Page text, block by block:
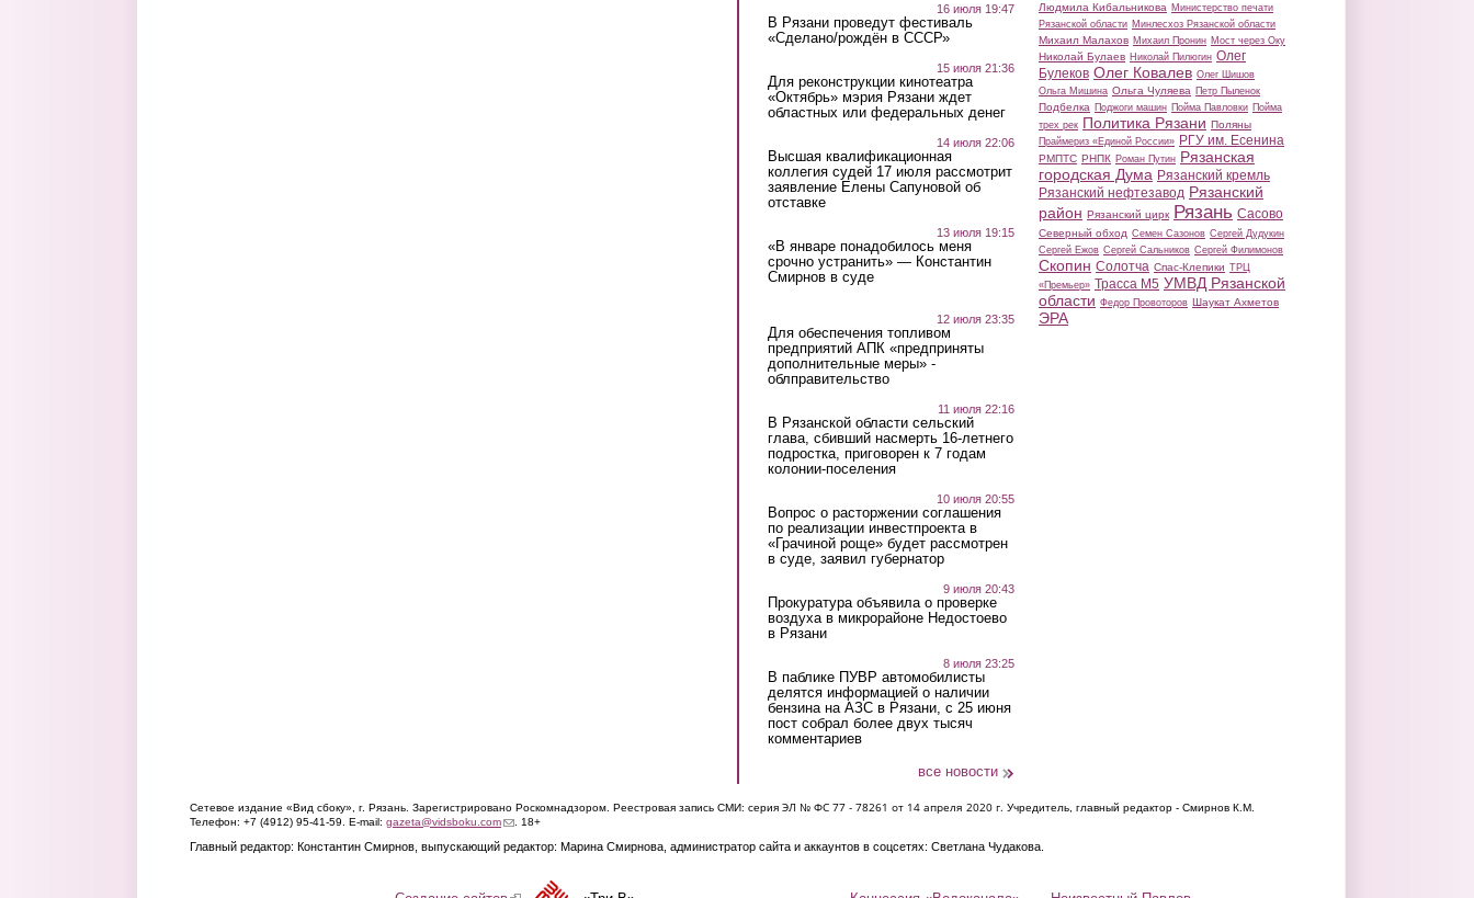
16 июля 19:47
В Рязани проведут фестиваль
«Сделано/рождён в СССР»
15 июля 21:36
Для реконструкции кинотеатра
«Октябрь» мэрия Рязани ждет
областных или федеральных денег
14 июля 22:06
Высшая квалификационная
коллегия судей 17 июля рассмотрит
заявление Елены Сапуновой об
отставке
13 июля 19:15
«В январе понадобилось меня
срочно устранить» — Константин
Смирнов в суде
12 июля 23:35
Для обеспечения топливом
предприятий АПК «предприняты
дополнительные меры» -
облправительство
11 июля 22:16
В Рязанской области сельский
глава, сбивший насмерть 16-летнего
подростка, приговорен к 7 годам
колонии-поселения
10 июля 20:55
Вопрос о расторжении соглашения
по реализации инвестпроекта в
«Грачиной роще» будет рассмотрен
в суде, заявил губернатор
9 июля 20:43
Прокуратура объявила о проверке
воздуха в микрорайоне Недостоево
в Рязани
8 июля 23:25
В паблике ПУВР автомобилисты
делятся информацией о наличии
бензина на АЗС в Рязани, с 25 июня
пост собрал более двух тысяч
комментариев
все новости
Людмила Кибальникова Министерство печати
Рязанской области Минлесхоз Рязанской области
Михаил Малахов Михаил Пронин Мост через Оку
Николай Булаев Николай Пилюгин Олег
Булеков Олег Ковалев Олег Шишов
Ольга Мишина Ольга Чуляева Петр Пыленок
Подбелка Поджоги машин Пойма Павловки Пойма
трех рек Политика Рязани Поляны
Праймериз «Единой России» РГУ им. Есенина
РМПТС РНПК Роман Путин Рязанская
городская Дума Рязанский кремль
Рязанский нефтезавод Рязанский
район Рязанский цирк Рязань Сасово
Северный обход Семен Сазонов Сергей Дудукин
Сергей Ежов Сергей Сальников Сергей Филимонов
Скопин Солотча Спас-Клепики ТРЦ
«Премьер» Трасса М5 УМВД Рязанской
области Федор Провоторов Шаукат Ахметов
ЭРА
Сетевое издание «Вид сбоку», г. Рязань. Зарегистрировано Роскомнадзором. Реестровая запись СМИ: серия ЭЛ № ФС 77 - 78261 от 14 апреля 2020 г. Учредитель, главный редактор - Смирнов К.М.
Телефон: +7 (4912) 95-41-59. E-mail: gazeta@vidsboku.com(link sends e-mail)
. 18+
Главный редактор: Константин Смирнов, выпускающий редактор: Марина Смирнова, администратор сайта и аккаунтов в соцсетях: Светлана Чудакова.